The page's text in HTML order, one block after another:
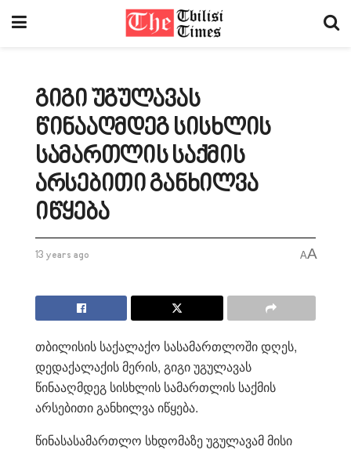
გიგი უგულავას
წინააღმდეგ სისხლის
სამართლის საქმის
არსებითი განხილვა
იწყება
13 years ago AA
თბილისის საქალაქო სასამართლოში დღეს,
დედაქალაქის მერის, გიგი უგულავას
წინააღმდეგ სისხლის სამართლის საქმის
არსებითი განხილვა იწყება.
წინასასამართლო სხდომაზე უგულავამ მისი